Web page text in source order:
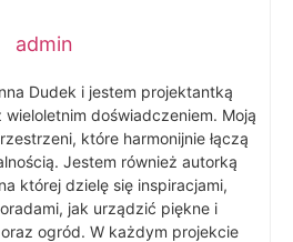
admin
Dudek i jestem projektantką
doświadczeniem. Moją
które harmonijnie łączą
Jestem również autorką
której dzielę się inspiracjami,
jak urządzić piękne i
ogród. W każdym projekcie